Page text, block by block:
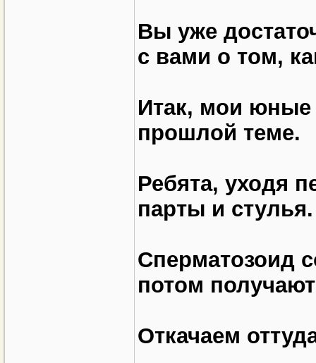
Вы уже
с вами о том,
Итак, мои юные
прошлой теме.
Ребята, уходя
парты и стулья.
Сперматозоид
потом
Откачаем